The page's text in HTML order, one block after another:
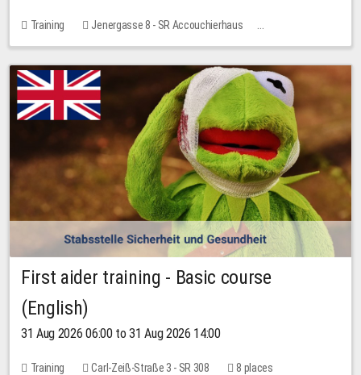
Training
Jenergasse 8 - SR Accouchierhaus
No free places
First aider training - Basic course
(English)
31 Aug 2026 06:00 to 31 Aug 2026 14:00
Training Carl-Zeiß-Straße 3 - SR 308 8 places